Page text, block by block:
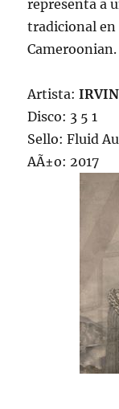
representa a
tradicional en
Cameroonian.
Artista:
Disco: 3 5 1
Sello: Fluid
AÃ±o: 2017